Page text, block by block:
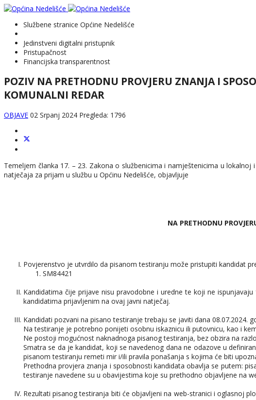
Službene stranice Općine Nedelišće
Jedinstveni digitalni pristupnik
Pristupačnost
Financijska transparentnost
POZIV NA PRETHODNU PROVJERU ZNANJA I
KOMUNALNI REDAR
OBJAVE 02 Srpanj 2024 Pregleda: 1796
Temeljem članka 17. – 23. Zakona o službenicima i namještenicima u
natječaja za prijam u službu u Općinu Nedelišće, objavljuje
NA PRETHODNU
Povjerenstvo je utvrdilo da pisanom testiranju može pristupiti kandidat
SM84421
Kandidatima čije prijave nisu pravodobne i uredne te koji ne
kandidatima prijavljenim na ovaj javni natječaj.
Kandidati pozvani na pisano testiranje trebaju se javiti dana 08.07.2024.
Na testiranje je potrebno ponijeti osobnu iskaznicu ili putovnicu, kao i
Ne postoji mogućnost naknadnoga pisanog testiranja, bez obzira na
Smatra se da je kandidat, koji se navedenog dana ne odazove u
pisanom testiranju remeti mir i/ili pravila ponašanja s kojima će biti
Prethodna provjera znanja i sposobnosti kandidata obavlja se putem:
testiranje navedene su u obavijestima koje su prethodno objavljene na
Rezultati pisanog testiranja biti će objavljeni na web-stranici i oglasnoj